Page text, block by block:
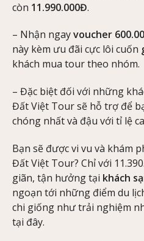
còn 11.990.000Đ.
– Nhận ngayvoucher
này kèm ưu đãi cực lôi cuốn
khách mua tour theo nhóm.
– Đặc biệt đối với những
Đất Việt Tour sẽ hỗ trợ để
chóng nhất và đậu với tỉ lệ
Bạn sẽ được vi vu và khám
Đất Việt Tour? Chỉ với
giãn, tận hưởng tại khách
ngoạn tới những điểm du
chi giống như trải nghiệm
tại đây.